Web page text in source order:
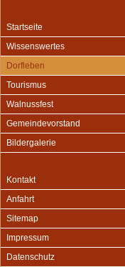
Startseite
Wissenswertes
Dorfleben
Tourismus
Walnussfest
Gemeindevorstand
Bildergalerie
Kontakt
Anfahrt
Sitemap
Impressum
Datenschutz